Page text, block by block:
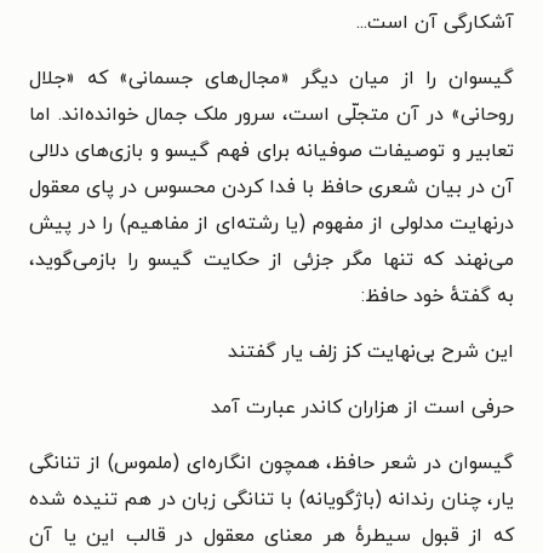
آشکارگی آن است...
گیسوان را از میان دیگر «مجال‌های جسمانی» که «جلال
روحانی» در آن متجلّی است، سرور ملک جمال خوانده‌اند. اما
تعابیر و توصیفات صوفیانه برای فهم گیسو و بازی‌های دلالی
آن در بیان شعری حافظ با فدا کردن محسوس در پای معقول
درنهایت مدلولی از مفهوم (یا رشته‌ای از مفاهیم) را در پیش
می‌نهند که تنها مگر جزئی از حکایت گیسو را بازمی‌گوید،
به گفتهٔ خود حافظ:
این شرح بی‌نهایت کز زلف یار گفتند
حرفی است از هزاران کاندر عبارت آمد
گیسوان در شعر حافظ، همچون انگاره‌ای (ملموس) از تنانگی
یار، چنان رندانه (باژگویانه) با تنانگی زبان در هم تنیده شده
که از قبول سیطرهٔ هر معنای معقول در قالب این یا آن